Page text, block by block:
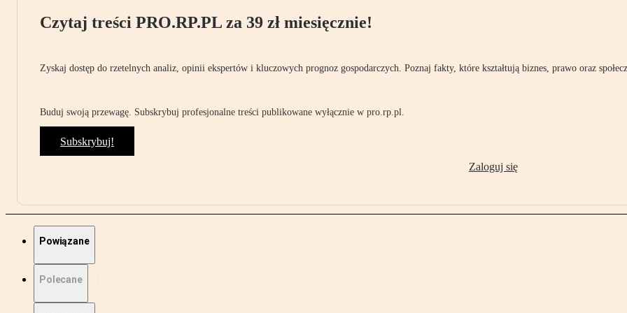
Czytaj treści PRO.RP.PL za 39 zł miesięcznie!
Zyskaj dostęp do rzetelnych analiz, opinii ekspertów i kluczowych prognoz gospodarczych. Poznaj fakty, które kształtują biznes, prawo oraz
Buduj swoją przewagę. Subskrybuj profesjonalne treści publikowane wyłącznie w pro.rp.pl.
Subskrybuj!
Zaloguj się
Powiązane
Polecane